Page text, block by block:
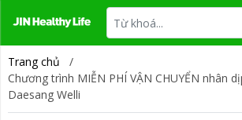
Tin tức Liên hệ
Trang chủ
/
Chương trình MIỄN PHÍ VẬN CHUYỂN nhân
Daesang Welli